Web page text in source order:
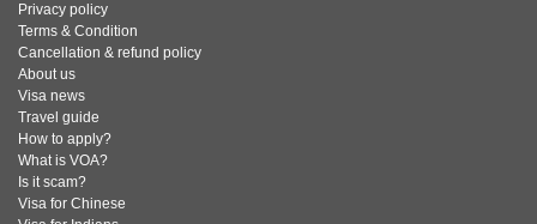
Privacy policy
Terms & Condition
Cancellation & refund policy
About us
Visa news
Travel guide
How to apply?
What is VOA?
Is it scam?
Visa for Chinese